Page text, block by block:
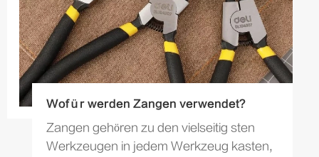
Wofür werden Zangen verwendet?
Zangen gehören zu den vielseitig sten
Werkzeugen in jedem Werkzeug kasten,